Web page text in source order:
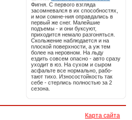
Фигня. С первого взгляда
засомневался в их способностях,
и мои сомне-ния оправдались в
первый же снег. Малейшие
подъемы - и они буксуют,
приходится немало разгоняться.
Скольжение наблюдается и на
плоской поверхности, а уж тем
более на неровном. На льду
ездить совсем опасно - авто сразу
уходит в юз. На сухом и сыром
асфальте все нормально, рабо-
тают тихо. Износостойкость так
себе - стерлись полностью за 2
сезона.
Карта сайта